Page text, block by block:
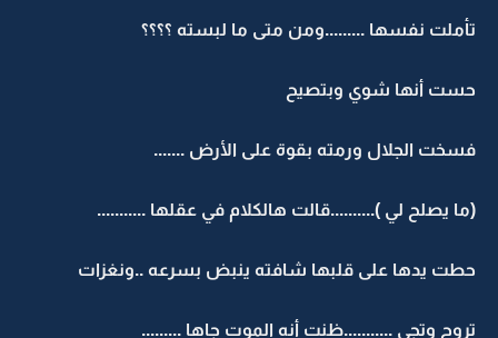
تأملت نفسها .........ومن متى ما لبسته ؟؟؟؟
حست أنها شوي وبتصيح
فسخت الجلال ورمته بقوة على الأرض .......
(ما يصلح لي )..........قالت هالكلام في عقلها ...........
حطت يدها على قلبها شافته ينبض بسرعه ..ونغزات
تروح وتجي ...........ظنت أنه الموت جاها .........